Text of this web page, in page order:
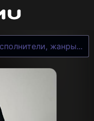
жанры...